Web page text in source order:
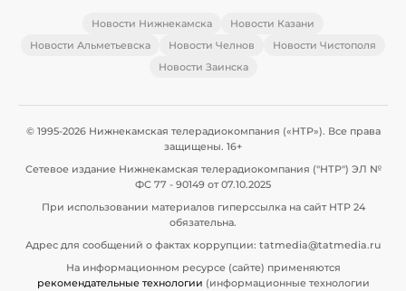
Новости Нижнекамска
Новости Казани
Новости Альметьевска
Новости Челнов
Новости Чистополя
Новости Заинска
© 1995-2026 Нижнекамская телерадиокомпания («НТР»). Все права
защищены. 16+
Сетевое издание Нижнекамская телерадиокомпания ("НТР") ЭЛ №
ФС 77 - 90149 от 07.10.2025
При использовании материалов гиперссылка на сайт НТР 24
обязательна.
Адрес для сообщений о фактах коррупции: tatmedia@tatmedia.ru
На информационном ресурсе (сайте) применяются
рекомендательные технологии (информационные технологии